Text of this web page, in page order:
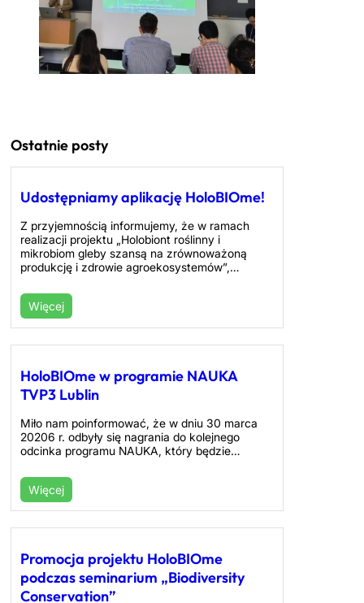
Ostatnie posty
Udostępniamy aplikację HoloBIOme!
Z przyjemnością informujemy, że w ramach
realizacji projektu „Holobiont roślinny i
mikrobiom gleby szansą na zrównoważoną
produkcję i zdrowie agroekosystemów”,…
Więcej
HoloBIOme w programie NAUKA
TVP3 Lublin
Miło nam poinformować, że w dniu 30 marca
20206 r. odbyły się nagrania do kolejnego
odcinka programu NAUKA, który będzie…
Więcej
Promocja projektu HoloBIOme
podczas seminarium „Biodiversity
Conservation”